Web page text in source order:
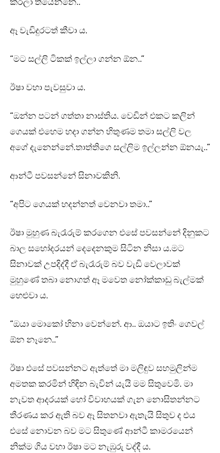
ඈ වැඩිදුරටත් කීවා ය.
“මට සල්ලි ටිකක් ඉල්ලා ගන්න ඕන..”
ඊෂා වහා පැවසුවා ය.
“ඔන්න පටන් ගත්තා නාස්තිය. වෙඩින් එකට කලින්
ගෙයක් එහෙම හදා ගන්න හිතුණම තමා සල්ලි වල
අගේ දැනෙන්නේ.තාත්තිගෙ සල්ලිම ඉල්ලන්න ඕනයැ..”
ආන්ටී පවසන්නේ සිනාවකිනි.
“අපිට ගෙයක් හදන්නත් වෙනවා තමා..”
ඊෂා මුහුණ බැරෑරුම් කරගෙන එසේ පවසන්නේ දිනුකට
බාල සහෝදරයන් දෙදෙනකුම සිටින නිසා ය.මට
සිනාවක් උපදිද්දී ඒ බැරෑරුම් බව වැඩි වෙලාවක්
මුහුණේ තබා නොගත් ඈ මවෙත නෝක්කාඩු බැල්මක්
හෙළුවා ය.
“ඔයා මොකෝ හිනා වෙන්නේ. ආ.. ඔයාට ඉතිං ගෙවල්
ඕන නෑනෙ..”
ඊෂා එසේ පවසන්නට ඇත්තේ මා මලිඳුව සහමුලින්ම
අමතක කරමින් හිඳින බැවින් යැයි මම සිතුවෙමි. මා
නැවත ආදරයක් හෝ විවාහයක් ගැන නොසිතන්නට
තීරණය කර ඇති බව ඈ සිතනවා ඇතැයි සිතුව ද එය
එසේ නොවන බව මට සිතුණේ ආන්ටී කාමරයෙන්
නික්ම ගිය වහා ඊෂා මට නැඹුරු වද්දී ය.